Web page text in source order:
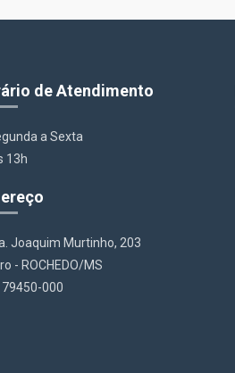
de Atendimento
a Sexta
13h
Joaquim Murtinho, 203
- ROCHEDO/MS
79450-000